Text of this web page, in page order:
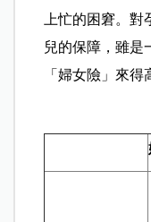
上忙的困窘。
兒的保障，雖是
「婦女險」來得